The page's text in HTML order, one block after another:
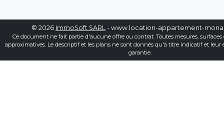
© 2026 ImmoSoft SARL - www.location-appartement-
Ce document ne fait partie d'aucune offre ou contrat. Toutes mesures, surfaces
approximatives. Le descriptif et les plans ne sont donnés qu'à titre indicatif et leur
garantie.